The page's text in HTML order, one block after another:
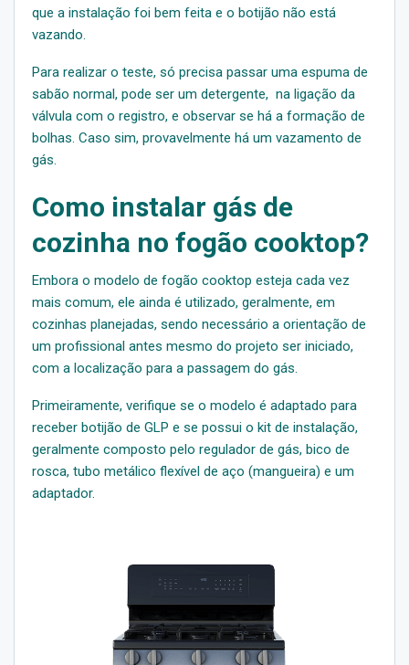
que a instalação foi bem feita e o botijão não está
vazando.
Para realizar o teste, só precisa passar uma espuma de
sabão normal, pode ser um detergente, na ligação da
válvula com o registro, e observar se há a formação de
bolhas. Caso sim, provavelmente há um vazamento de
gás.
Como instalar gás de
cozinha no fogão cooktop?
Embora o modelo de fogão cooktop esteja cada vez
mais comum, ele ainda é utilizado, geralmente, em
cozinhas planejadas, sendo necessário a orientação de
um profissional antes mesmo do projeto ser iniciado,
com a localização para a passagem do gás.
Primeiramente, verifique se o modelo é adaptado para
receber botijão de GLP e se possui o kit de instalação,
geralmente composto pelo regulador de gás, bico de
rosca, tubo metálico flexível de aço (mangueira) e um
adaptador.